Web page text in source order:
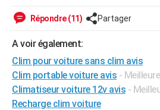
Destinations
City break
Voyage nature
Voyage de noces
Forum
Climat
BONS PLANS
CARTE DE VOEUX
Répondre (11) Partager
A voir également:
Clim pour voiture sans clim avis
Clim portable voiture avis -
Climatiseur voiture 12v avis -
Recharge clim voiture